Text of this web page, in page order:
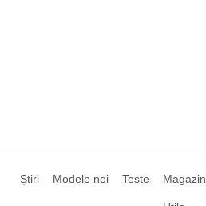
Știri Modele noi Teste Magazin